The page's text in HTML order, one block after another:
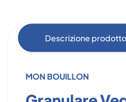
Descrizione prodotto
MON BOUILLON